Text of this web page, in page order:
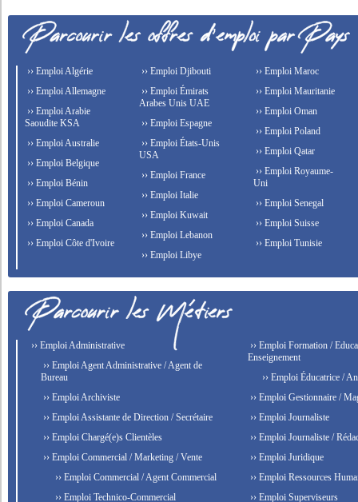
›› Emploi Algérie
›› Emploi Allemagne
›› Emploi Arabie
Saoudite KSA
›› Emploi Australie
›› Emploi Belgique
›› Emploi Bénin
›› Emploi Cameroun
›› Emploi Canada
›› Emploi Côte d'Ivoire
›› Emploi Djibouti
›› Emploi Émirats
Arabes Unis UAE
›› Emploi Espagne
›› Emploi États-Unis
USA
›› Emploi France
›› Emploi Italie
›› Emploi Kuwait
›› Emploi Lebanon
›› Emploi Libye
›› Emploi Maroc
›› Emploi Mauritanie
›› Emploi Oman
›› Emploi Poland
›› Emploi Qatar
›› Emploi Royaume-
Uni
›› Emploi Senegal
›› Emploi Suisse
›› Emploi Tunisie
›› Emploi Administrative
›› Emploi Agent Administrative / Agent de
Bureau
›› Emploi Archiviste
›› Emploi Assistante de Direction / Secrétaire
›› Emploi Chargé(e)s Clientèles
›› Emploi Commercial / Marketing / Vente
›› Emploi Commercial / Agent Commercial
›› Emploi Technico-Commercial
›› Emploi Formation /
Enseignement
›› Emploi Éducatrice /
›› Emploi Gestionnaire /
›› Emploi Journaliste
›› Emploi Journaliste /
›› Emploi Juridique
›› Emploi Ressources
›› Emploi Superviseurs